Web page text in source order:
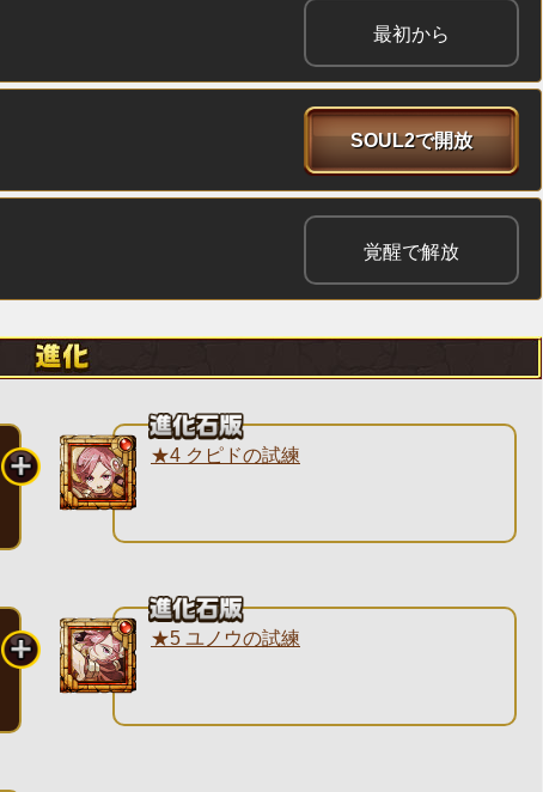
最初から
SOUL2で開放
覚醒で解放
★4 クピドの試練
★5 ユノウの試練